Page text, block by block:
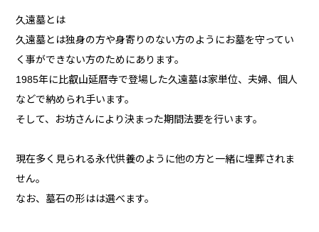
久遠墓とは
久遠墓とは独身の方や身寄りのない方のようにお墓を守ってい
く事ができない方のためにあります。
1985年に比叡山延暦寺で登場した久遠墓は家単位、夫婦、個人
などで納められ手います。
そして、お坊さんにより決まった期間法要を行います。
現在多く見られる永代供養のように他の方と一緒に埋葬されま
せん。
なお、墓石の形はは選べます。